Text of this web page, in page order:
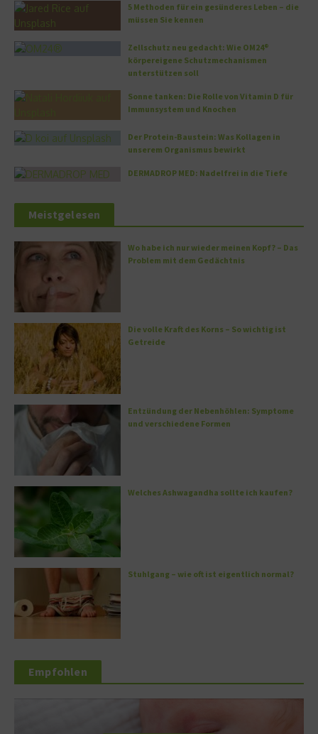
5 Methoden für ein gesünderes Leben – die
müssen Sie kennen
Zellschutz neu gedacht: Wie OM24®
körpereigene Schutzmechanismen
unterstützen soll
Sonne tanken: Die Rolle von Vitamin D für
Immunsystem und Knochen
Der Protein-Baustein: Was Kollagen in
unserem Organismus bewirkt
DERMADROP MED: Nadelfrei in die Tiefe
Meistgelesen
Wo habe ich nur wieder meinen Kopf? – Das
Problem mit dem Gedächtnis
Die volle Kraft des Korns – So wichtig ist
Getreide
Entzündung der Nebenhöhlen: Symptome
und verschiedene Formen
Welches Ashwagandha sollte ich kaufen?
Stuhlgang – wie oft ist eigentlich normal?
Empfohlen